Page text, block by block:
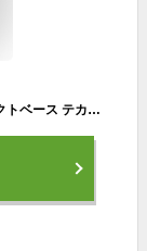
プリマヴィスタ 化粧下地 皮脂くずれ スキンプロテクトベース テカリ ヨレ 防止 肌 ウォータープルーフ 日焼け止め 紫外線 花王 メイク 無香料 ラベンダー SPF50 25ml ×2個